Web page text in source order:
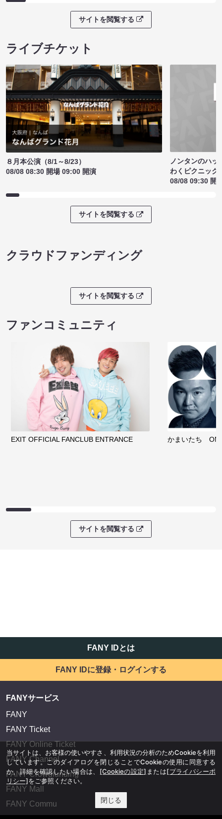
サイトを閲覧する
ライブチケット
８月本公演（8/1～8/23）
08/08 08:30 開場 09:00 開演
ノンタンのハッ
わくピクニック
08/08 09:30 開
サイトを閲覧する
クラウドファンディング
サイトを閲覧する
ファンコミュニティ
EXIT OFFICIAL FANCLUB ENTRANCE かまいたち
サイトを閲覧する
FANY IDとは
FANY IDに登録・ログインする
FANYサービス
FANY
FANY Ticket
FANY Online Ticket
FANY Channel
FANY Crowdfunding
FANY Mall
FANY Commu
当サイトは、お客様の使いやすさ、利用状況の分析のためCookieを利用
しています。このダイアログを閉じることでCookieの使用に同意する
か、詳細を確認したい場合は、 [Cookieの設定] または[プライバシーポ
リシー]をご参照ください。
閉じる